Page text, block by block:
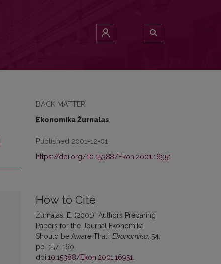
BACK MATTER
Ekonomika Žurnalas
Published 2001-12-01
https://doi.org/10.15388/Ekon.2001.16951
How to Cite
Žurnalas, E. (2001) “Authors Preparing
Papers for the Journal Ekonomika
Should be Aware That”, Ekonomika , 54,
pp. 157–160.
doi:10.15388/Ekon.2001.16951